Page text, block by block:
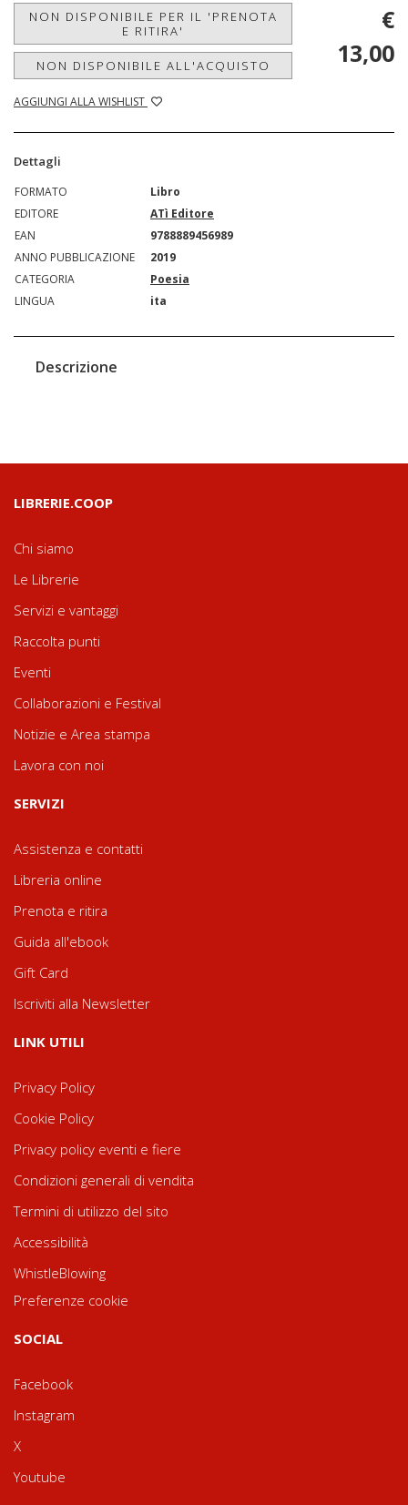
NON DISPONIBILE PER IL 'PRENOTA
E RITIRA'
NON DISPONIBILE ALL'ACQUISTO
AGGIUNGI ALLA WISHLIST
€
13,00
Dettagli
FORMATO
Libro
EDITORE
ATì Editore
EAN
9788889456989
ANNO PUBBLICAZIONE
2019
CATEGORIA
Poesia
LINGUA
ita
Descrizione
LIBRERIE.COOP
Chi siamo
Le Librerie
Servizi e vantaggi
Raccolta punti
Eventi
Collaborazioni e Festival
Notizie e Area stampa
Lavora con noi
SERVIZI
Assistenza e contatti
Libreria online
Prenota e ritira
Guida all'ebook
Gift Card
Iscriviti alla Newsletter
LINK UTILI
Privacy Policy
Cookie Policy
Privacy policy eventi e fiere
Condizioni generali di vendita
Termini di utilizzo del sito
Accessibilità
WhistleBlowing
Preferenze cookie
SOCIAL
Facebook
Instagram
X
Youtube